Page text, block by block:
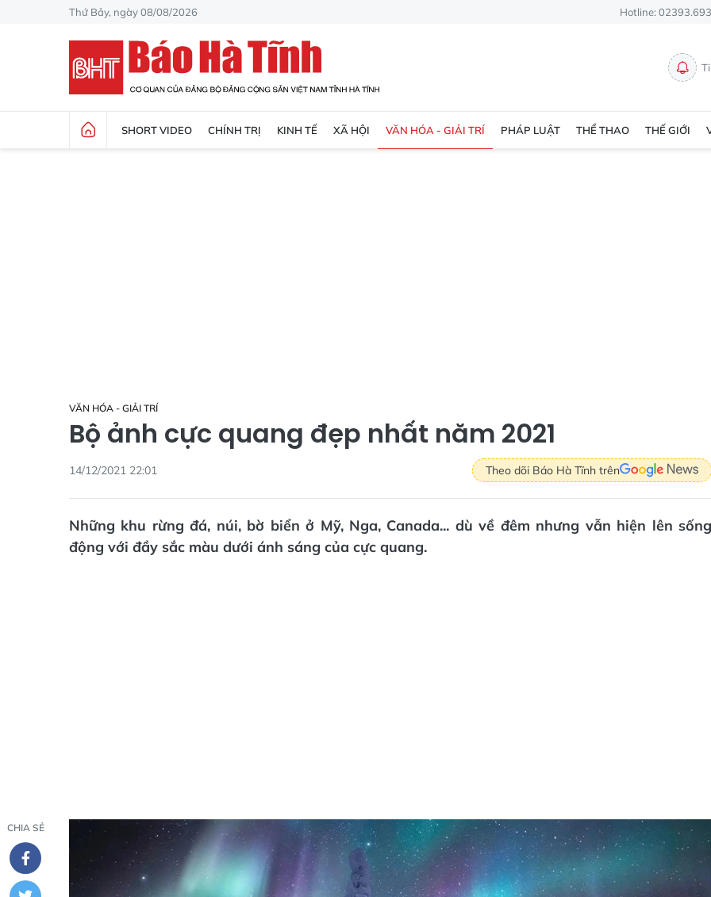
Thứ Bảy, ngày 08/08/2026 Hotline:
SHORT VIDEO CHÍNH TRỊ KINH TẾ XÃ HỘI VĂN HÓA - GIẢI TRÍ PHÁP LUẬT THỂ THAO THẾ GIỚI
VĂN HÓA - GIẢI TRÍ
Bộ ảnh cực quang đẹp nhất năm 2021
14/12/2021 22:01 Theo dõi Báo Hà Tĩnh trên
Những khu rừng đá, núi, bờ biển ở Mỹ, Nga, Canada... dù về đêm nhưng vẫn hiện lên sống
động với đầy sắc màu dưới ánh sáng của cực quang.
CHIA SẺ